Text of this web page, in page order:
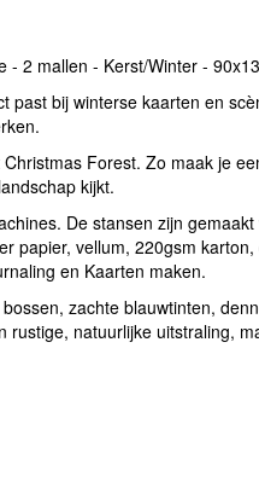
- 2 mallen - Kerst/Winter -
past bij winterse kaarten en
Forest. Zo maak je
kijkt.
De stansen zijn
papier, vellum, 220gsm
en Kaarten maken.
zachte blauwtinten,
rustige, natuurlijke uitstraling,